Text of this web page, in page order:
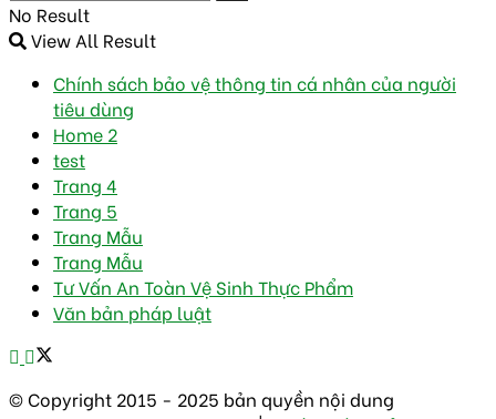
No Result
View All Result
Chính sách bảo vệ thông tin cá nhân của người
tiêu dùng
Home 2
test
Trang 4
Trang 5
Trang Mẫu
Trang Mẫu
Tư Vấn An Toàn Vệ Sinh Thực Phẩm
Văn bản pháp luật
© Copyright 2015 - 2025 bản quyền nội dung